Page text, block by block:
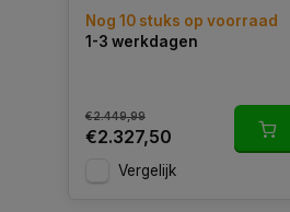
Nog 10 stuks op voorraad
1-3 werkdagen
€2.449,99
€2.327,50
Vergelijk